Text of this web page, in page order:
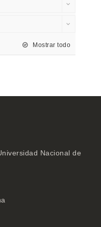
Mostrar todo
Nacional de